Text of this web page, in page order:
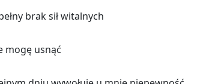
brak sił wi­tal­nych
mogę usnąć